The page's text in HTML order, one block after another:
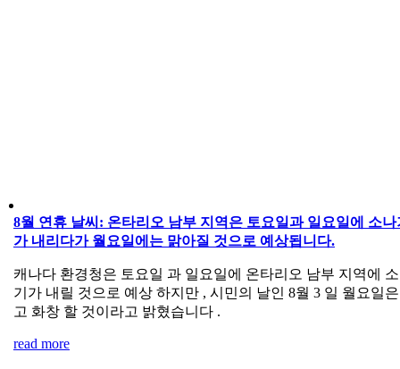
8월 연휴 날씨: 온타리오 남부 지역은 토요일과 일요일에 소나
가 내리다가 월요일에는 맑아질 것으로 예상됩니다.
캐나다 환경청은 토요일 과 일요일에 온타리오 남부 지역에
기가 내릴 것으로 예상 하지만 , 시민의 날인 8월 3 일 월요일
고 화창 할 것이라고 밝혔습니다 .
read more